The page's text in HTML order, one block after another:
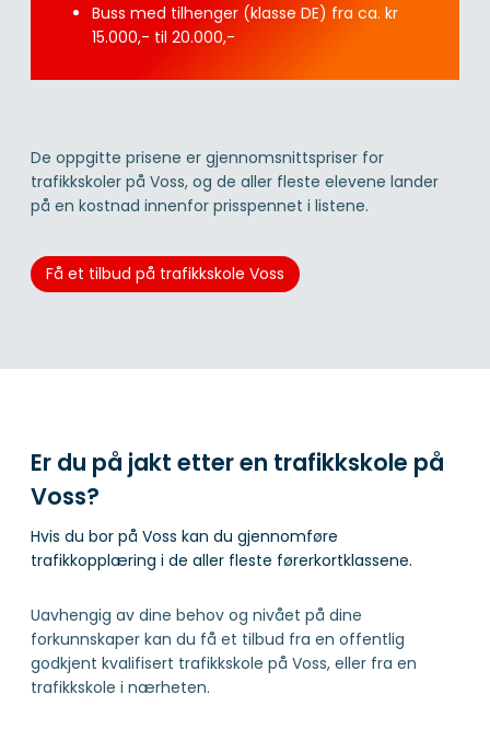
Buss med tilhenger (klasse DE) fra ca. kr
15.000,- til 20.000,-
De oppgitte prisene er gjennomsnittspriser for
trafikkskoler på Voss, og de aller fleste elevene lander
på en kostnad innenfor prisspennet i listene.
Få et tilbud på trafikkskole Voss
Er du på jakt etter en trafikkskole på
Voss?
Hvis du bor på Voss kan du gjennomføre
trafikkopplæring i de aller fleste førerkortklassene.
Uavhengig av dine behov og nivået på dine
forkunnskaper kan du få et tilbud fra en offentlig
godkjent kvalifisert trafikkskole på Voss, eller fra en
trafikkskole i nærheten.